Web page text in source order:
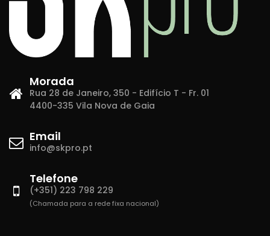
Morada
Rua 28 de Janeiro, 350 - Edifício T - Fr. 01
4400-335 Vila Nova de Gaia
Email
info@skpro.pt
Telefone
(+351) 223 798 229
(Chamada para a rede fixa nacional)